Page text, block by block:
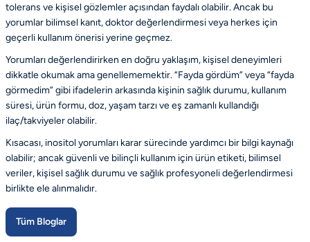
tolerans ve kişisel gözlemler açısından faydalı olabilir. Ancak bu
yorumlar bilimsel kanıt, doktor değerlendirmesi veya herkes için
geçerli kullanım önerisi yerine geçmez.
Yorumları değerlendirirken en doğru yaklaşım, kişisel deneyimleri
dikkatle okumak ama genellememektir. “Fayda gördüm” veya “fayda
görmedim” gibi ifadelerin arkasında kişinin sağlık durumu, kullanım
süresi, ürün formu, doz, yaşam tarzı ve eş zamanlı kullandığı
ilaç/takviyeler olabilir.
Kısacası, inositol yorumları karar sürecinde yardımcı bir bilgi kaynağı
olabilir; ancak güvenli ve bilinçli kullanım için ürün etiketi, bilimsel
veriler, kişisel sağlık durumu ve sağlık profesyoneli değerlendirmesi
birlikte ele alınmalıdır.
Tüm Bloglar